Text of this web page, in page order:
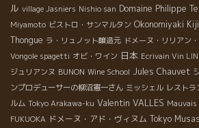
ル village Jasniers Nishio san Domaine Philippe
Miyamoto ビストロ・サンマルタン Okonomiyaki
Thongue ラ・リュノット醸造元 ドメーヌ・リリアン
Vongole spagetti オビ・ワイン 日本 Ecrivain Vin
ジュリアンヌ BUNON Wine School Jules Chauvet
ンプロデューサーの柳沼憲一さん ミッシェル レストラ
ルム Tokyo Arakawa-ku Valentin VALLES Mauvais
FUKUOKA ドメーヌ・アド・ヴィヌム Tokyo